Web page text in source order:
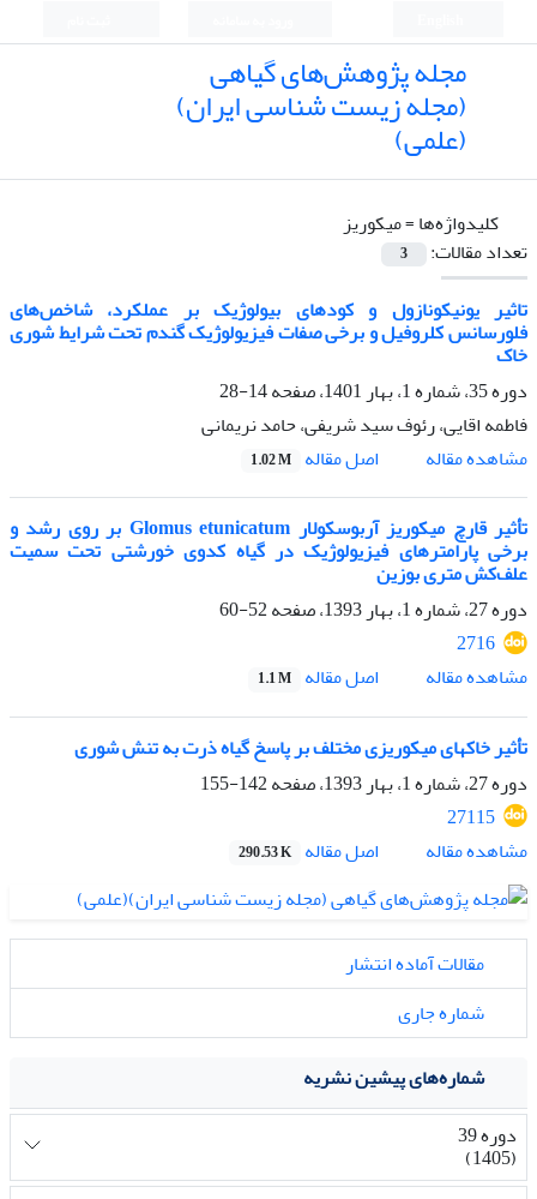
مجله پژوهش‌های گیاهی
(مجله زیست شناسی ایران)
(علمی)
کلیدواژه‌ها =میکوریز
تعداد مقالات:
3
تاثیر یونیکونازول و کودهای بیولوژیک بر عملکرد، شاخص‌های
فلورسانس کلروفیل و برخی صفات فیزیولوژیک گندم تحت شرایط شوری
خاک
دوره 35، شماره 1، بهار 1401، صفحه
14-28
فاطمه اقایی، رئوف سید شریفی، حامد نریمانی
مشاهده مقاله
اصل مقاله 1.02 M
تأثیر قارچ میکوریز آربوسکولار Glomus etunicatum بر روی رشد و
برخی پارامترهای فیزیولوژیک در گیاه کدوی خورشتی تحت سمیت
علف‌کش متری بوزین
دوره 27، شماره 1، بهار 1393، صفحه
52-60
2716
مشاهده مقاله
اصل مقاله 1.1 M
تأثیر خاکهای میکوریزی مختلف بر پاسخ گیاه ذرت به تنش شوری
دوره 27، شماره 1، بهار 1393، صفحه
142-155
27115
مشاهده مقاله
اصل مقاله 290.53 K
مقالات آماده انتشار
شماره جاری
شماره‌های پیشین نشریه
دوره 39
(1405)